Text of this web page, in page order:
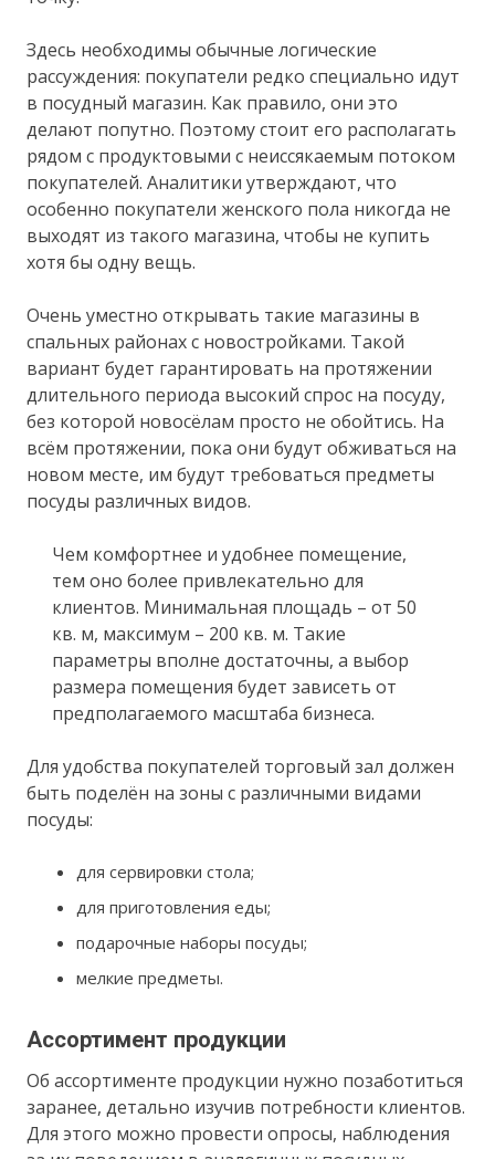
Здесь необходимы обычные логические
рассуждения: покупатели редко специально идут
в посудный магазин. Как правило, они это
делают попутно. Поэтому стоит его располагать
рядом с продуктовыми с неиссякаемым потоком
покупателей. Аналитики утверждают, что
особенно покупатели женского пола никогда не
выходят из такого магазина, чтобы не купить
хотя бы одну вещь.
Очень уместно открывать такие магазины в
спальных районах с новостройками. Такой
вариант будет гарантировать на протяжении
длительного периода высокий спрос на посуду,
без которой новосёлам просто не обойтись. На
всём протяжении, пока они будут обживаться на
новом месте, им будут требоваться предметы
посуды различных видов.
Чем комфортнее и удобнее помещение,
тем оно более привлекательно для
клиентов. Минимальная площадь – от 50
кв. м, максимум – 200 кв. м. Такие
параметры вполне достаточны, а выбор
размера помещения будет зависеть от
предполагаемого масштаба бизнеса.
Для удобства покупателей торговый зал должен
быть поделён на зоны с различными видами
посуды:
для сервировки стола;
для приготовления еды;
подарочные наборы посуды;
мелкие предметы.
Ассортимент продукции
Об ассортименте продукции нужно позаботиться
заранее, детально изучив потребности клиентов.
Для этого можно провести опросы, наблюдения